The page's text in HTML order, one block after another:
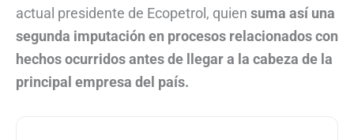
actual presidente de Ecopetrol, quien suma así una
segunda imputación en procesos relacionados con
hechos ocurridos antes de llegar a la cabeza de la
principal empresa del país.